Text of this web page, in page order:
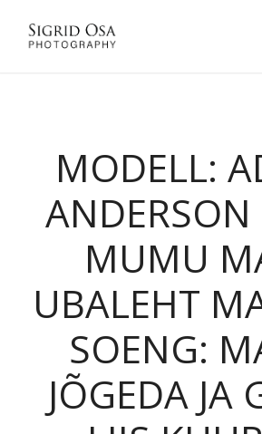
MODELL:
ANDERSON
MUMU
UBALEHT
SOENG:
JÕGEDA JA